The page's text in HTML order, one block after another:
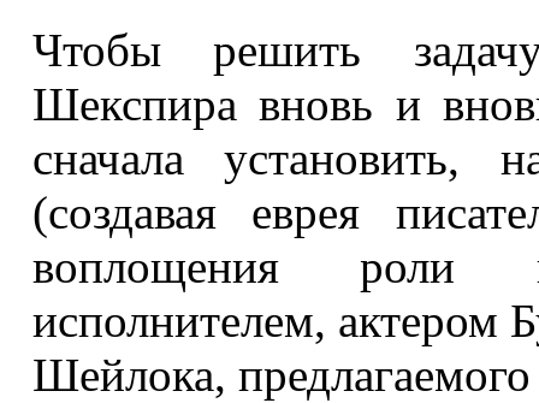
Чтобы решить
Шекспира вновь и
сначала установить,
(создавая еврея
воплощения роли
исполнителем, актером
Шейлока,